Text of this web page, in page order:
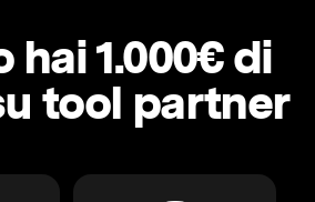
hai 1.000€ di
tool partner